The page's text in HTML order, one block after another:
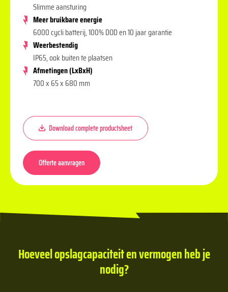
Slimme aansturing
Meer bruikbare energie
6000 cycli batterij, 100% DOD en 10 jaar garantie
Weerbestendig
IP65, ook buiten te plaatsen
Afmetingen (LxBxH)
700 x 65 x 680 mm
Download complete productsheet
Offerte aanvragen
Hoeveel opslagcapaciteit en vermogen heb je
nodig?